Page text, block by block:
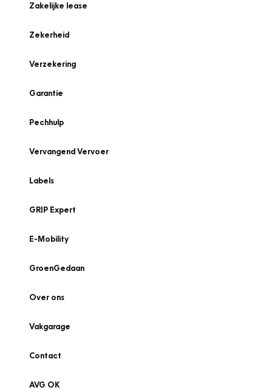
Zakelijke lease
Zekerheid
Verzekering
Garantie
Pechhulp
Vervangend Vervoer
Labels
GRIP Expert
E-Mobility
GroenGedaan
Over ons
Vakgarage
Contact
AVG OK